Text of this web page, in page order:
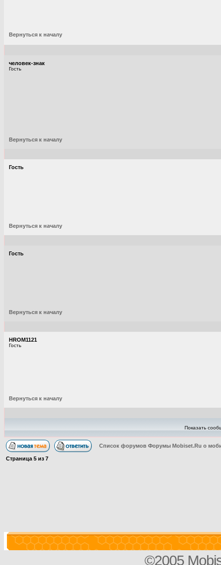
Вернуться к началу
человек-знак
Гость
Вернуться к началу
Гость
Вернуться к началу
Гость
Вернуться к началу
HROM1121
Гость
Вернуться к началу
Показать
Список форумов Форумы Mobiset.Ru о
Страница 5 из 7
©2005